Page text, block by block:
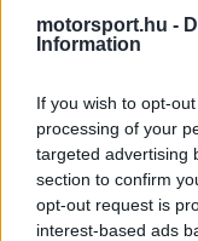
motorsport.hu -
Information
If you wish to opt-
processing of your
targeted advertising
section to confirm
opt-out request is
interest-based ads
is
modal
window.